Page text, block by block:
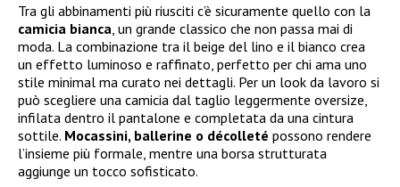
Tra gli abbinamenti più riusciti c’è sicuramente quello con la
camicia bianca , un grande classico che non passa mai di
moda. La combinazione tra il beige del lino e il bianco crea
un effetto luminoso e raffinato, perfetto per chi ama uno
stile minimal ma curato nei dettagli. Per un look da lavoro si
può scegliere una camicia dal taglio leggermente oversize,
infilata dentro il pantalone e completata da una cintura
sottile. Mocassini, ballerine o décolleté possono rendere
l’insieme più formale, mentre una borsa strutturata
aggiunge un tocco sofisticato.